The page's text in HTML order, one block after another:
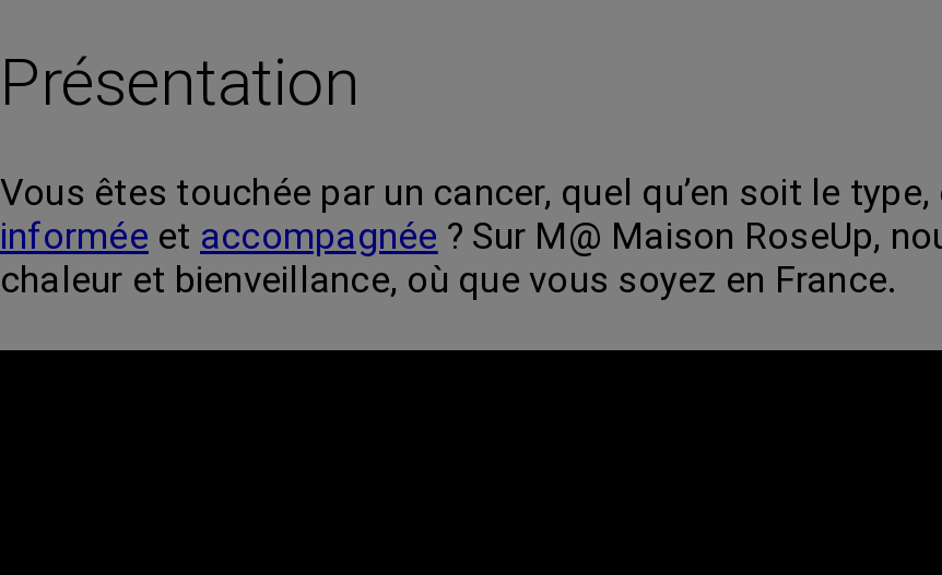
Présentation
Vous êtes touchée par un cancer, quel qu’en soit le
informée et accompagnée ? Sur M@ Maison RoseUp,
chaleur et bienveillance, où que vous soyez en France.